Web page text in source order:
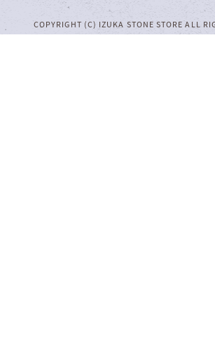
COPYRIGHT (C) IZUKA STONE STORE ALL